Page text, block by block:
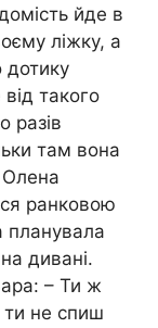
йде в
ліжку, а
дотику
такого
разів
там вона
ранковою
планувала
дивані.
– Ти ж
не спиш